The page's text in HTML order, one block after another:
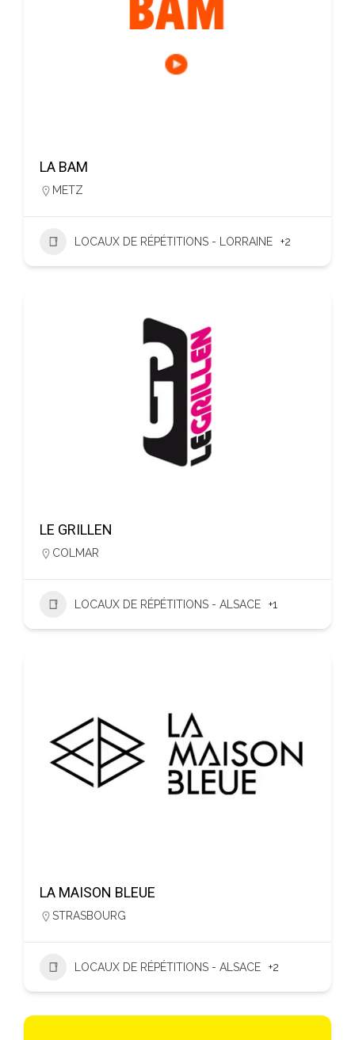
LA BAM
METZ
LOCAUX DE RÉPÉTITIONS - LORRAINE +2
LE GRILLEN
COLMAR
LOCAUX DE RÉPÉTITIONS - ALSACE +1
LA MAISON BLEUE
STRASBOURG
LOCAUX DE RÉPÉTITIONS - ALSACE +2